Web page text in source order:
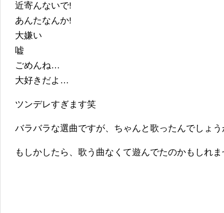
近寄んないで!
あんたなんか!
大嫌い
嘘
ごめんね…
大好きだよ…
ツンデレすぎます笑
バラバラな選曲ですが、ちゃんと歌ったんでしょう
もしかしたら、歌う曲なくて遊んでたのかもしれ